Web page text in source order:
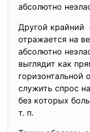
абсолютно
Другой крайний
отражается на
абсолютно
выглядит как
служить спрос
без которых
т. п.